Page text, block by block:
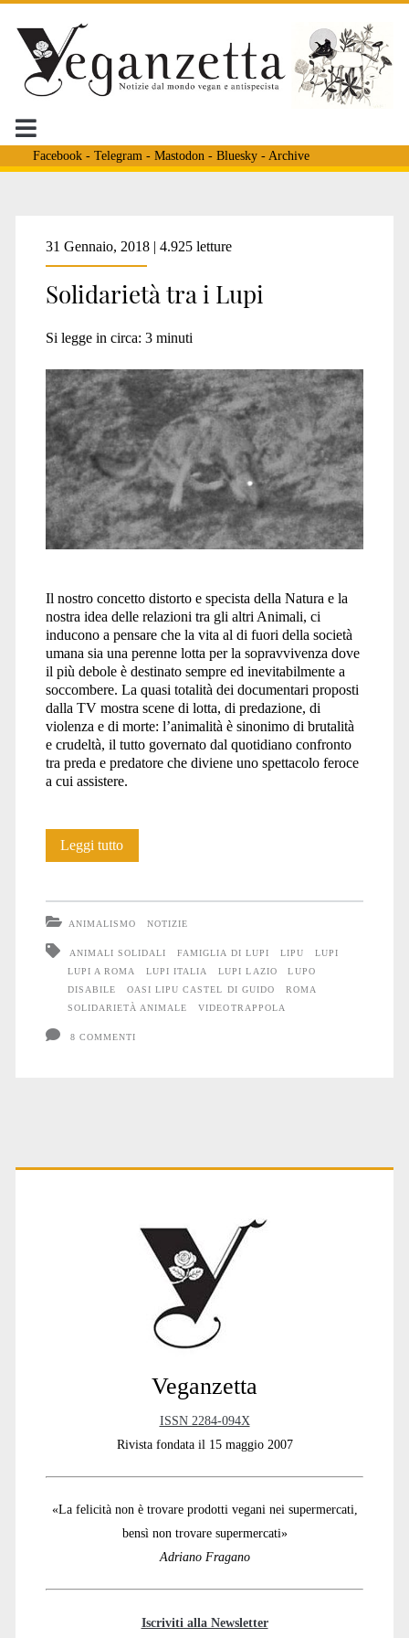
Facebook- Telegram - Mastodon - Bluesky- Archive
Tag:
<span>animali
solidali</span>
31 Gennaio, 2018 | 4.925 letture
Solidarietà tra i Lupi
Si legge in circa: 3 minuti
Il nostro concetto distorto e specista della Natura e la
nostra idea delle relazioni tra gli altri Animali, ci
inducono a pensare che la vita al di fuori della società
umana sia una perenne lotta per la sopravvivenza dove
il più debole è destinato sempre ed inevitabilmente a
soccombere. La quasi totalità dei documentari proposti
dalla TV mostra scene di lotta, di predazione, di
violenza e di morte: l’animalità è sinonimo di brutalità
e crudeltà, il tutto governato dal quotidiano confronto
tra preda e predatore che diviene uno spettacolo feroce
a cui assistere.
Leggi tuttoSolidarietà
ANIMALISMO NOTIZIE
ANIMALI SOLIDALI FAMIGLIA DI LUPI LIPU
LUPI
LUPI A ROMA
LUPI ITALIA LUPI LAZIO
LUPO
DISABILE
OASI LIPU CASTEL DI GUIDO
ROMA
SOLIDARIETÀ ANIMALE
VIDEOTRAPPOLA
8 COMMENTI
Primary
Veganzetta
ISSN 2284-094X
Rivista fondata il 15 maggio 2007
«La felicità non è trovare prodotti vegani nei supermercati,
bensì non trovare supermercati»
Adriano Fragano
Iscriviti alla Newsletter